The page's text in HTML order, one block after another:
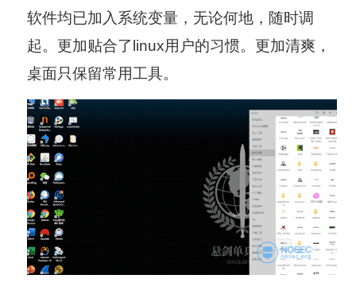
软件均已加入系统变量，无论何地，随时调
起。更加贴合了linux用户的习惯。更加清爽，
桌面只保留常用工具。